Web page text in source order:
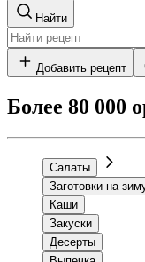
Найти
Добавить рецепт
Более 80 000
Салаты
Заготовки на
Каши
Закуски
Десерты